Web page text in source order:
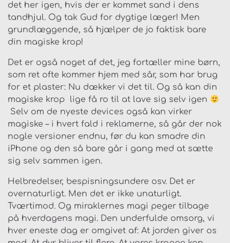
det her igen, hvis der er kommet sand i dens
tandhjul. Og tak Gud for dygtige læger! Men
grundlæggende, så hjælper de jo faktisk bare
din magiske krop!
Det er også noget af det, jeg fortæller mine børn,
som ret ofte kommer hjem med sår, som har brug
for et plaster: Nu dækker vi det til. Og så kan din
magiske krop lige få ro til at lave sig selv igen
Selv om de nyeste devices også kan virker
magiske – i hvert fald i reklamerne, så går der nok
nogle versioner endnu, før du kan smadre din
iPhone og den så bare går i gang med at sætte
sig selv sammen igen.
Helbredelser, bespisningsundere osv. Det er
overnaturligt. Men det er ikke unaturligt.
Tværtimod. Og miraklernes magi peger tilbage
på hverdagens magi. Den underfulde omsorg, vi
hver eneste dag er omgivet af: At jorden giver os